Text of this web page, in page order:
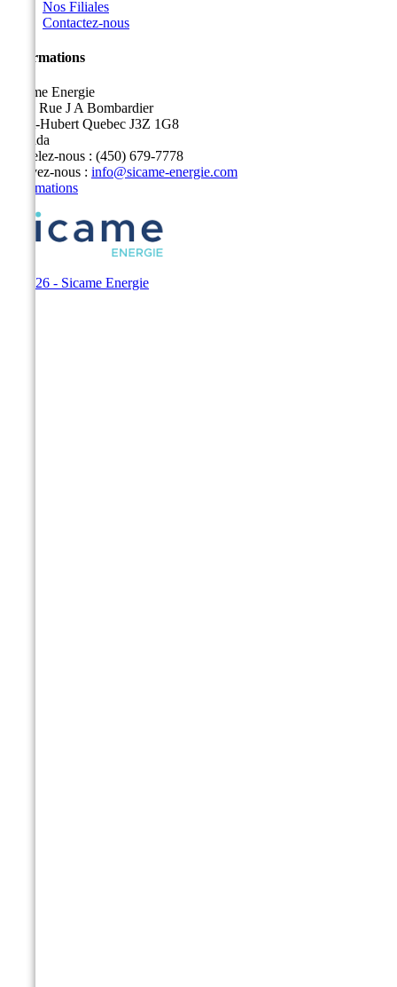
Nos Filiales
Contactez-nous
Informations
Sicame Energie
5400 Rue J A Bombardier
Saint-Hubert Quebec J3Z 1G8
Canada
Appelez-nous : (450) 679-7778
Écrivez-nous : info@sicame-energie.com
Informations
© 2026 - Sicame Energie